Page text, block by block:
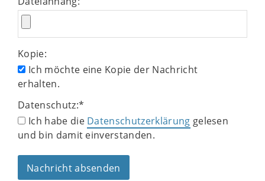
Kopie:
Ich möchte eine Kopie der Nachricht
erhalten.
Datenschutz:*
Ich habe die Datenschutzerklärung gelesen
und bin damit einverstanden.